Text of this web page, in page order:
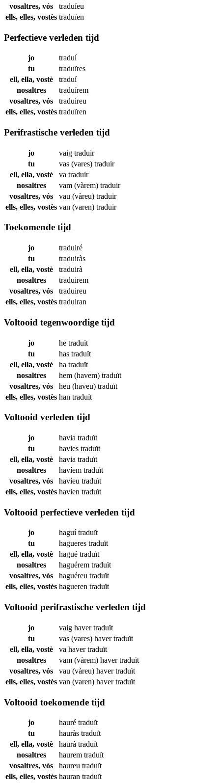
vosaltres, vós
traduíeu
ells, elles, vostès traduïen
Perfectieve verleden tijd
jo
traduí
tu
traduïres
ell, ella, vostè
traduí
nosaltres
traduírem
vosaltres, vós
traduíreu
ells, elles, vostès traduïren
Perifrastische verleden tijd
jo vaig traduir
tu
vas (vares) traduir
ell, ella, vostè
va traduir
nosaltres
vam (vàrem) traduir
vosaltres, vós
vau (vàreu) traduir
ells, elles, vostès van (varen) traduir
Toekomende tijd
jo
traduiré
tu
traduiràs
ell, ella, vostè
traduirà
nosaltres
traduirem
vosaltres, vós
traduireu
ells, elles, vostès traduiran
Voltooid tegenwoordige tijd
jo he traduït
tu
has traduït
ell, ella, vostè
ha traduït
nosaltres
hem (havem) traduït
vosaltres, vós
heu (haveu) traduït
ells, elles, vostès han traduït
Voltooid verleden tijd
jo havia traduït
tu
havies traduït
ell, ella, vostè
havia traduït
nosaltres
havíem traduït
vosaltres, vós
havíeu traduït
ells, elles, vostès havien traduït
Voltooid perfectieve verleden tijd
jo haguítraduït
tu
hagueres traduït
ell, ella, vostè
hagué traduït
nosaltres
haguérem traduït
vosaltres, vós
haguéreu traduït
ells, elles, vostès hagueren traduït
Voltooid perifrastische verleden tijd
jo vaig havertraduït
tu
vas (vares) havertraduït
ell, ella, vostè
va havertraduït
nosaltres
vam (vàrem) havertraduït
vosaltres, vós
vau (vàreu) havertraduït
ells, elles, vostès van (varen) havertraduït
Voltooid toekomende tijd
jo hauré traduït
tu
hauràs traduït
ell, ella, vostè
haurà traduït
nosaltres
haurem traduït
vosaltres, vós
haureu traduït
ells, elles, vostès hauran traduït